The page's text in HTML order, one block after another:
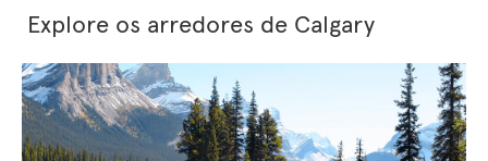
Explore os arredores de Calgary